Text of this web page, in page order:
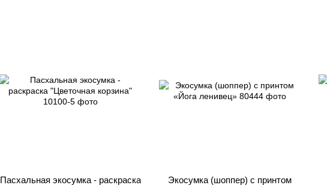
Пасхальная экосумка - раскраска
Экосумка (шоппер) с принтом